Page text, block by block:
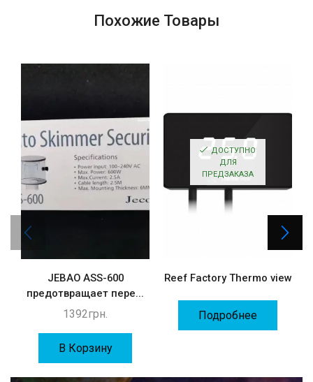
Похожие Товары
JEBAO ASS-600
предотвращает пере...
1392грн.
В Корзину
ДОСТУПНО
ДЛЯ
ПРЕДЗАКАЗА
Reef Factory Thermo view
Подробнее